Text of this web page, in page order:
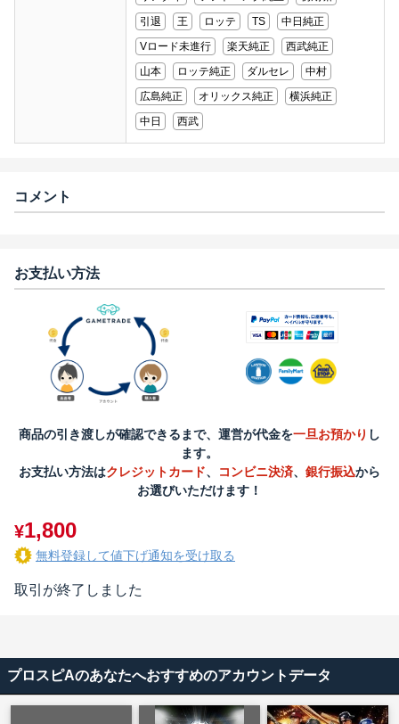
引退
王 ロッテ TS
中日純正
Vロード未進行
楽天純正
西武純正
山本
ロッテ純正 ダルセレ
中村
広島純正
オリックス純正
横浜純正
中日
西武
コメント
お支払い方法
商品の引き渡しが確認できるまで、運営が代金を一旦お預かり し
ます。
お支払い方法はクレジットカード、 コンビニ決済、 銀行振込から
お選びいただけます！
¥1,800
無料登録して値下げ通知を受け取る
取引が終了しました
プロスピAのあなたへおすすめのアカウントデータ